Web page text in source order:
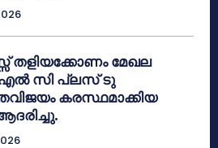
മേഖല
എൽ സി പ്ലസ് ടു
കരസ്ഥമാക്കിയ